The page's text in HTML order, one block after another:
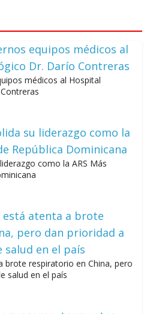
XXV Juegos Centroamericanos
de la gesta de Constanza,
oportunidad de los políticos de
médicos al Hospital
como la ARS Más
brote respiratorio en China, pero
salud en el país